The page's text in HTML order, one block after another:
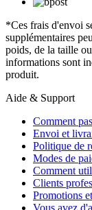
*Ces frais d'envoi
supplémentaires
poids, de la taille
informations sont
produit.
Aide & Support
Comment
Envoi et
Politique de
Modes de
Comment
Clients
Promotions
Vous avez